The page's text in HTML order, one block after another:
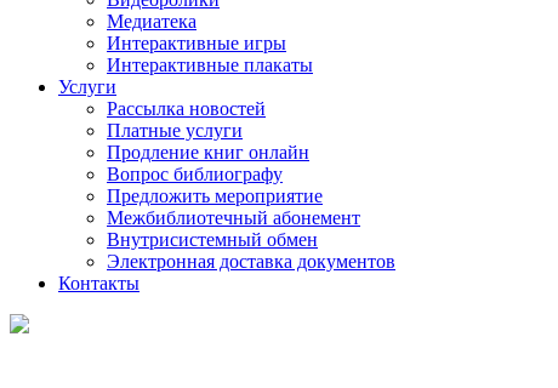
Медиатека
Интерактивные игры
Интерактивные плакаты
Услуги
Рассылка новостей
Платные услуги
Продление книг онлайн
Вопрос библиографу
Предложить мероприятие
Межбиблиотечный абонемент
Внутрисистемный обмен
Электронная доставка документов
Контакты